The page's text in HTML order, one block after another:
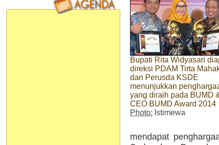
Bupati Rita Widyasari
direksi PDAM Tirta
dan Perusda KSDE
menunjukkan
yang diraih pada BUMD
CEO BUMD Award 2014
Photo: Istimewa
mendapat